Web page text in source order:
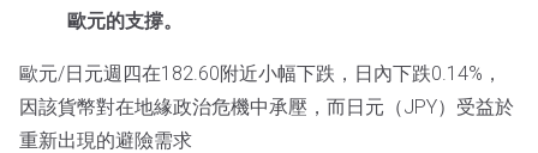
歐元的支撐。
歐元/日元週四在182.60附近小幅下跌，日內下跌0.14%，
因該貨幣對在地緣政治危機中承壓，而日元（JPY）受益於
重新出現的避險需求